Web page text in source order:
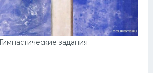
Гимнастические задания